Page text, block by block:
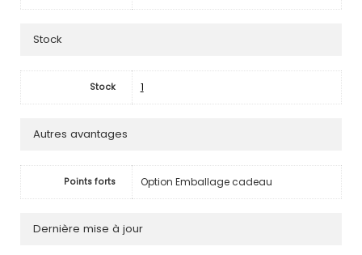
Stock
Stock 1
Autres avantages
Points forts Option Emballage cadeau
Dernière mise à jour